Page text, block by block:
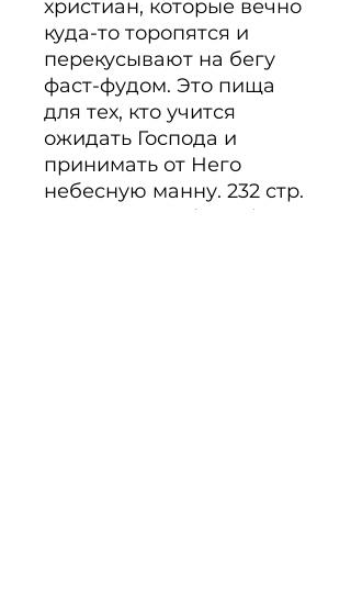
христиан, которые вечно
куда-то торопятся и
перекусывают на бегу
фаст-фудом. Это пища
для тех, кто учится
ожидать Господа и
принимать от Него
небесную манну. 232 стр.
Nr.: 71-180 Sonderpreis